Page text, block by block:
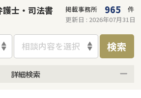
消費者金融・サラ金
闇金
過払金
借金問題
士・司法書
掲載事務所 965
件
更新日 : 2026年07月31日
相談内容を選択 検索
詳細検索